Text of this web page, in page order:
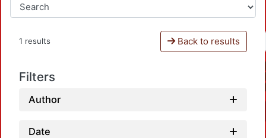
1 results Back to results
Filters
Author
Date